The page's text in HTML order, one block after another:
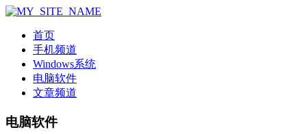
首页
手机频道
Windows系统
电脑软件
文章频道
电脑软件